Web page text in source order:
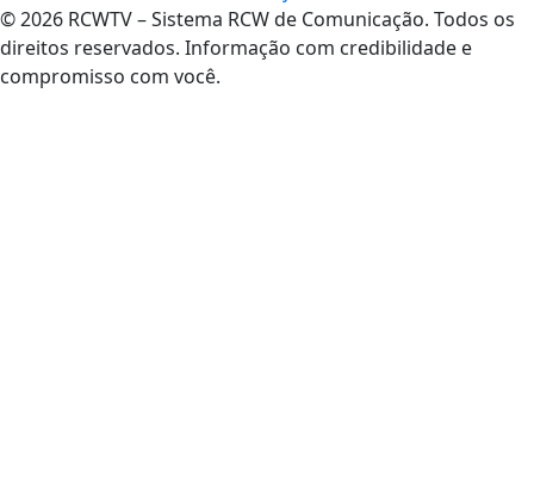
© 2026 RCWTV – Sistema RCW de Comunicação. Todos os
direitos reservados. Informação com credibilidade e
compromisso com você.